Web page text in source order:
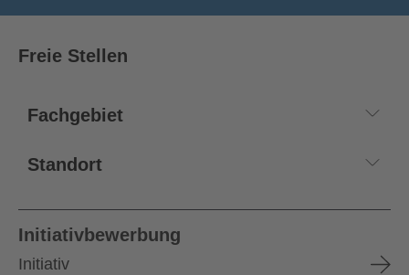
Freie Stellen
Initiativbewerbung
Initiativ